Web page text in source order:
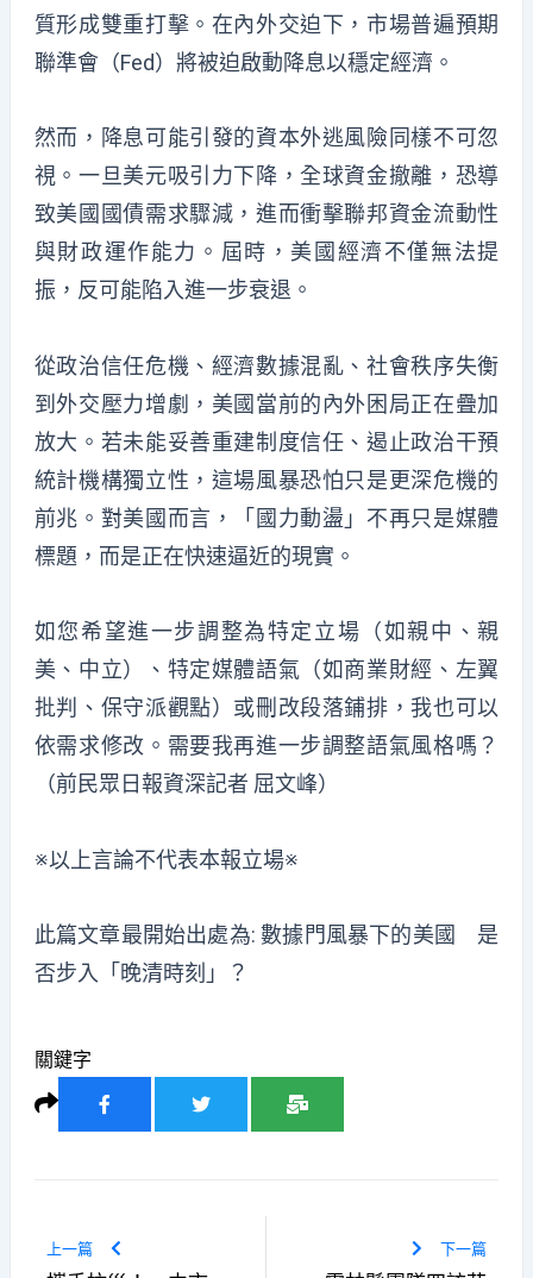
質形成雙重打擊。在內外交迫下，市場普遍預期
聯準會（Fed）將被迫啟動降息以穩定經濟。
然而，降息可能引發的資本外逃風險同樣不可忽
視。一旦美元吸引力下降，全球資金撤離，恐導
致美國國債需求驟減，進而衝擊聯邦資金流動性
與財政運作能力。屆時，美國經濟不僅無法提
振，反可能陷入進一步衰退。
從政治信任危機、經濟數據混亂、社會秩序失衡
到外交壓力增劇，美國當前的內外困局正在疊加
放大。若未能妥善重建制度信任、遏止政治干預
統計機構獨立性，這場風暴恐怕只是更深危機的
前兆。對美國而言，「國力動盪」不再只是媒體
標題，而是正在快速逼近的現實。
如您希望進一步調整為特定立場（如親中、親
美、中立）、特定媒體語氣（如商業財經、左翼
批判、保守派觀點）或刪改段落鋪排，我也可以
依需求修改。需要我再進一步調整語氣風格嗎？
（前民眾日報資深記者 屈文峰）
※以上言論不代表本報立場※
此篇文章最開始出處為:數據門風暴下的美國 是
否步入「晚清時刻」？
關鍵字
上一篇 下一篇